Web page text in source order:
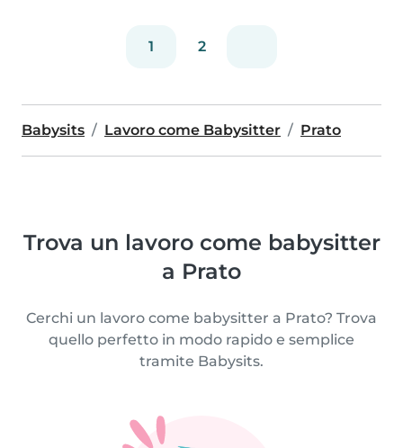
1 2
Babysits Lavoro come Babysitter Prato
Trova un lavoro come babysitter
a Prato
Cerchi un lavoro come babysitter a Prato? Trova
quello perfetto in modo rapido e semplice
tramite Babysits.